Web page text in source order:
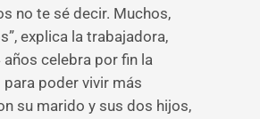
no te sé decir. Muchos,
explica la trabajadora,
celebra por fin la
poder vivir más
su marido y sus dos hijos,